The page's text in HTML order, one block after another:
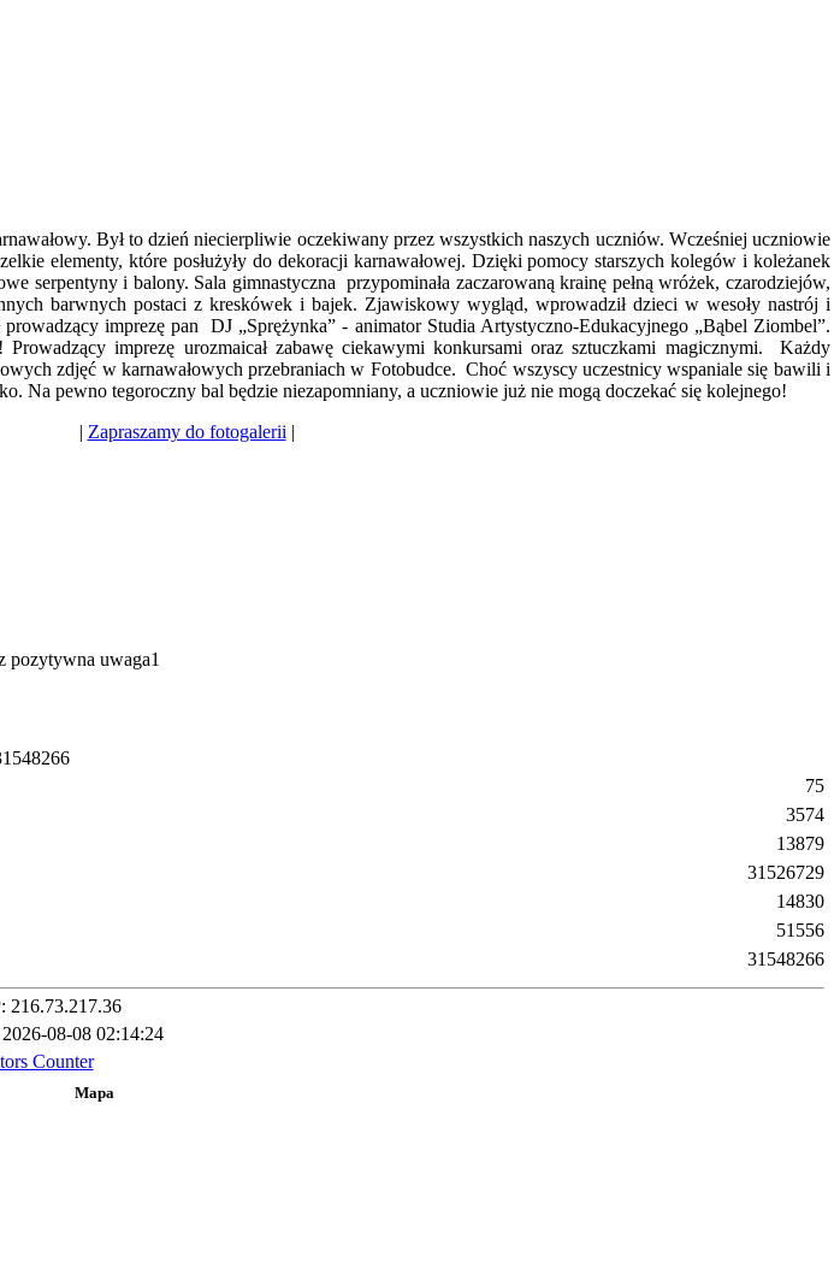
Był to dzień niecierpliwie oczekiwany przez wszystkich naszych uczniów. Wcześniej uczniowie
elementy, które posłużyły do dekoracji karnawałowej. Dzięki pomocy starszych kolegów i koleżanek
serpentyny i balony. Sala gimnastyczna przypominała zaczarowaną krainę pełną wróżek, czarodziejów,
barwnych postaci z kreskówek i bajek. Zjawiskowy wygląd, wprowadził dzieci w wesoły nastrój i
imprezę pan DJ „Sprężynka” - animator Studia Artystyczno-Edukacyjnego „Bąbel Ziombel”.
imprezę urozmaicał zabawę ciekawymi konkursami oraz sztuczkami magicznymi. Każdy
zdjęć w karnawałowych przebraniach w Fotobudce. Choć wszyscy uczestnicy wspaniale się bawili i
Na pewno tegoroczny bal będzie niezapomniany, a uczniowie już nie mogą doczekać się kolejnego!
| Zapraszamy do fotogalerii |
1 548266
75
3574
13879
31526729
14830
51556
31548266
216.73.217.36
08-08 02:14:24
Counter
Mapa